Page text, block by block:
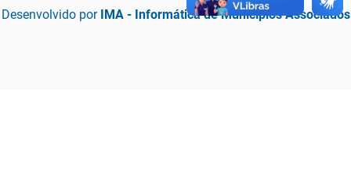
Desenvolvido por IMA - Informática de Municípios Associados